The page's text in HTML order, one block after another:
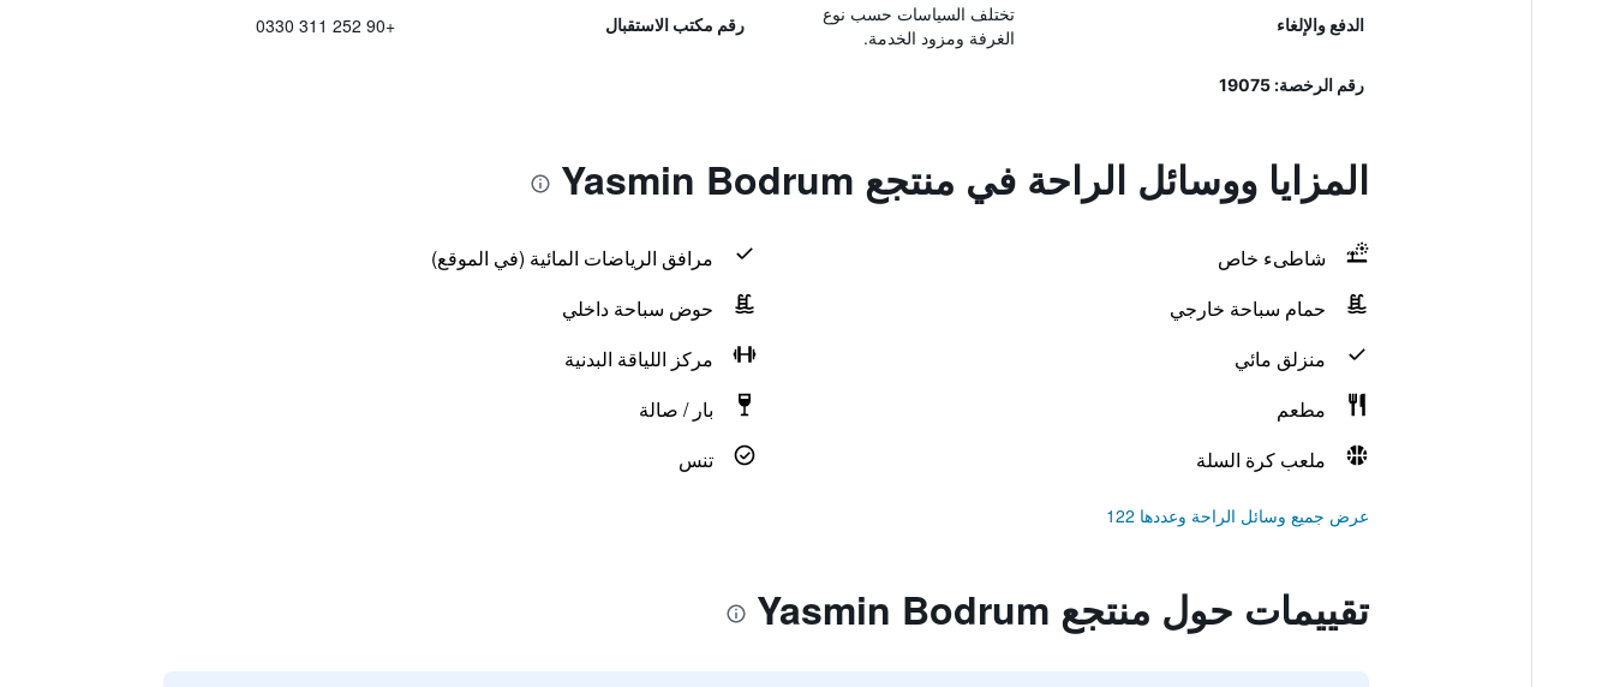
الدفع والإلغاء
تختلف السياسات حسب نوع
الغرفة ومزود الخدمة.
رقم مكتب الاستقبال +90 252 311 0330
رقم الرخصة: 19075
المزايا ووسائل الراحة في منتجع Yasmin Bodrum
شاطىء خاص
مرافق الرياضات المائية (في الموقع)
حمام سباحة خارجي
حوض سباحة داخلي
منزلق مائي
مركز اللياقة البدنية
مطعم
بار / صالة
ملعب كرة السلة
تنس
عرض جميع وسائل الراحة وعددها 122
تقييمات حول منتجع Yasmin Bodrum